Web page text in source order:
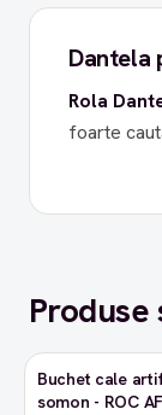
Dantela
Rola
foarte
Buchet cale
somon - ROC